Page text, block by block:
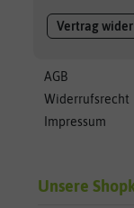
Vertrag
AGB
Widerrufsrecht
Impressum
Unsere